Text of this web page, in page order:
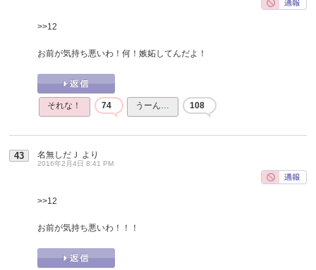
>>12
お前が気持ち悪いわ！何！嫉妬してんだよ！
それな！ 74 うーん… 108
43 名無しだＪ より
2016年2月4日 8:41 PM
>>12
お前が気持ち悪いわ！！！